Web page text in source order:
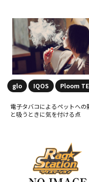
glo IQOS Ploom
電子タバコによるペットへの
と吸うときに気を付ける点